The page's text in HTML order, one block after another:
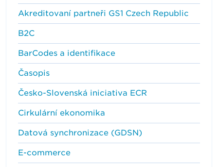
Akreditovaní partneři GS1 Czech Republic
B2C
BarCodes a identifikace
Časopis
Česko-Slovenská iniciativa ECR
Cirkulární ekonomika
Datová synchronizace (GDSN)
E-commerce